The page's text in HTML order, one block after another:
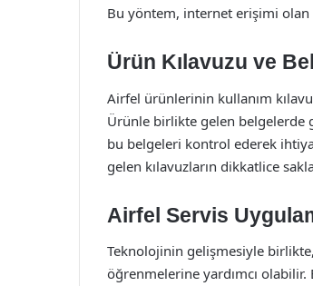
Bu yöntem, internet erişimi olan
Ürün Kılavuzu ve
Airfel ürünlerinin kullanım
Ürünle birlikte gelen belgelerde
bu belgeleri kontrol ederek
gelen kılavuzların dikkatlice
Airfel Servis
Teknolojinin gelişmesiyle birlikte,
öğrenmelerine yardımcı olabilir.